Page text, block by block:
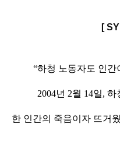
[
“하청 노동자도 인
2004년 2월 14일,
한 인간의 죽음이자 뜨거